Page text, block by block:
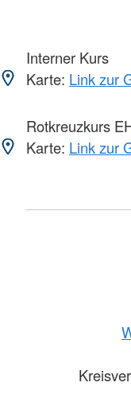
Interner Kurs
Karte: Link zur
Rotkreuzkurs
Karte: Link zur